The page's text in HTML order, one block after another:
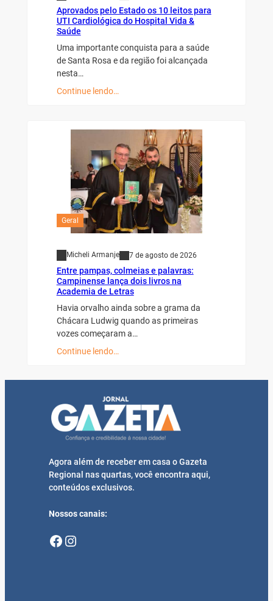
Aprovados pelo Estado os 10 leitos para
UTI Cardiológica do Hospital Vida &
Saúde
Uma importante conquista para a saúde
de Santa Rosa e da região foi alcançada
nesta…
Continue lendo…
Geral
Micheli Armanje 7 de agosto de 2026
Entre pampas, colmeias e palavras:
Campinense lança dois livros na
Academia de Letras
Havia orvalho ainda sobre a grama da
Chácara Ludwig quando as primeiras
vozes começaram a…
Continue lendo…
Agora além de receber em casa o Gazeta
Regional nas quartas, você encontra aqui,
conteúdos exclusivos.
Nossos canais:
Facebook Instagram